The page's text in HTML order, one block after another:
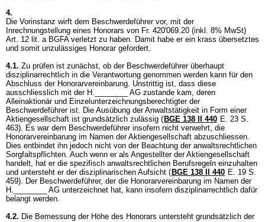
4.
Die Vorinstanz wirft dem Beschwerdeführer vor, mit der
Inrechnungstellung eines Honorars von Fr. 420'069.20 (inkl. 8% MwSt)
Art. 12 lit. a BGFAverletzt zu haben. Damit habe er ein krass übersetztes
und somit unzulässiges Honorar gefordert.
4.1. Zu prüfen ist zunächst, ob der Beschwerdeführer überhaupt
disziplinarrechtlich in die Verantwortung genommen werden kann für den
Abschluss der Honorarvereinbarung. Unstrittig ist, dass diese
ausschliesslich mit der H.________ AG zustande kam, deren
Alleinaktionär und Einzelunterzeichnungsberechtigter der
Beschwerdeführer ist. Die Ausübung der Anwaltstätigkeit in Form einer
Aktiengesellschaft ist grundsätzlich zulässig ( BGE 138 II 440 E. 23 S.
463). Es war dem Beschwerdeführer insofern nicht verwehrt, die
Honorarvereinbarung im Namen der Aktiengesellschaft abzuschliessen.
Dies entbindet ihn jedoch nicht von der Beachtung der anwaltsrechtlichen
Sorgfaltspflichten. Auch wenn er als Angestellter der Aktiengesellschaft
handelt, hat er die spezifisch anwaltsrechtlichen Berufsregeln einzuhalten
und untersteht er der disziplinarischen Aufsicht ( BGE 138 II 440 E. 19 S.
459). Der Beschwerdeführer, der die Honorarvereinbarung im Namen der
H.________ AG unterzeichnet hat, kann insofern disziplinarrechtlich dafür
belangt werden.
4.2. Die Bemessung der Höhe des Honorars untersteht grundsätzlich der